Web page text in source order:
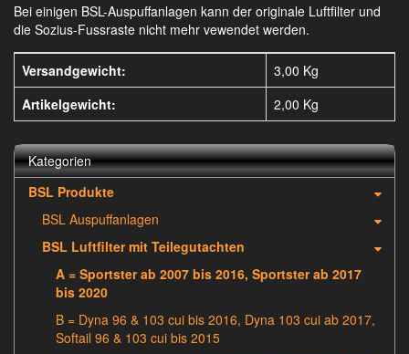
Bei einigen BSL-Auspuffanlagen kann der originale Luftfilter und
die Sozius-Fussraste nicht mehr vewendet werden.
Versandgewicht:
3,00 Kg
Artikelgewicht:
2,00 Kg
Kategorien
BSL Produkte
BSL Auspuffanlagen
BSL Luftfilter mit Teilegutachten
A = Sportster ab 2007 bis 2016, Sportster ab 2017
bis 2020
B = Dyna 96 & 103 cui bis 2016, Dyna 103 cui ab 2017,
Softail 96 & 103 cui bis 2015